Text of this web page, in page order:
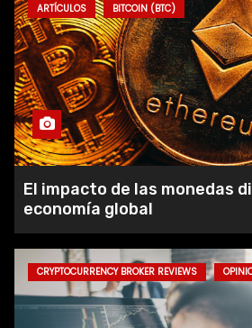
ARTÍCULOS BITCOIN (BTC)
El impacto de las monedas
economía global
CRYPTOCURRENCY BROKER REVIEWS
Gamma Capitals
Revisión de
deberías
corredor?